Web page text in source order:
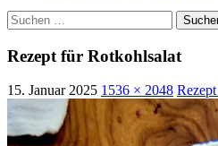
Suchen
nach:
Rezept für Rotkohlsalat
15. Januar 2025 1536 × 2048